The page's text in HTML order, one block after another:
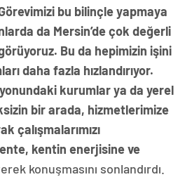
bu bilinçle yapmaya
da Mersin’de çok değerli
Bu da hepimizin işini
daha fazla hızlandırıyor.
kurumlar ya da yerel
bir arada, hizmetlerimize
çalışmalarımızı
kentin enerjisine ve
konuşmasını sonlandırdı.